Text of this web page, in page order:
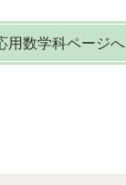
用数学科ページへ